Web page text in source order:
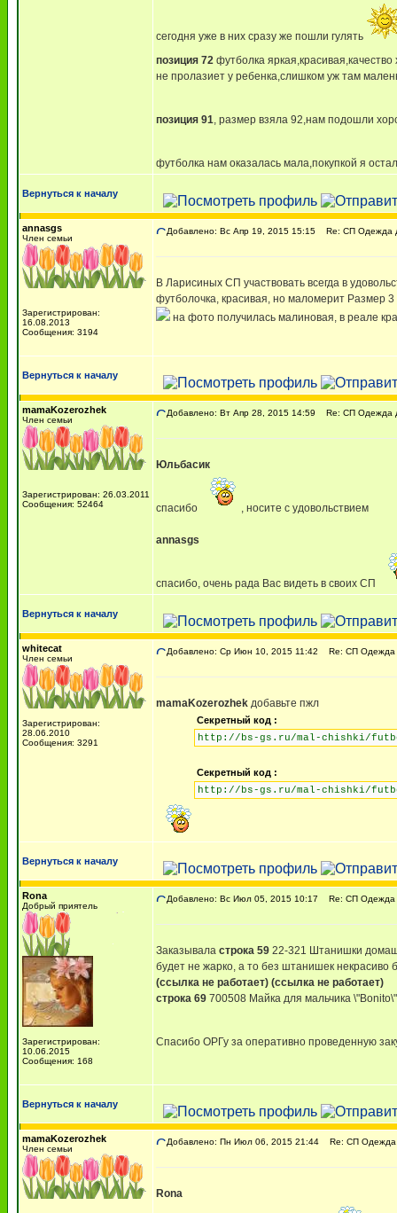
сегодня уже в них сразу же пошли гулять
позиция 72 футболка
не пролазиет у ребенка,слишком уж там
позиция 91, размер взяла 92,нам подошли
футболка нам оказалась мала,покупкой я
Вернуться к началу
annasgs
Член семьи
Зарегистрирован:
16.08.2013
Сообщения: 3194
Добавлено: Вс Апр 19, 2015 15:15 Re: СП Одежда
В Ларисиных СП участвовать всегда в
футболочка, красивая, но маломерит Размер
на фото получилась малиновая, в реале
Вернуться к началу
mamaKozerozhek
Член семьи
Зарегистрирован: 26.03.2011
Сообщения: 52464
Добавлено: Вт Апр 28, 2015 14:59 Re: СП Одежда
Юльбасик
спасибо , носите с удовольствием
annasgs
спасибо, очень рада Вас видеть в своих СП
Вернуться к началу
whitecat
Член семьи
Зарегистрирован:
28.06.2010
Сообщения: 3291
Добавлено: Ср Июн 10, 2015 11:42 Re: СП Одежда
mamaKozerozhek добавьте пжл
Секретный код :
http://bs-gs.ru/mal-chishki/
Секретный код :
http://bs-gs.ru/mal-chishki/
Вернуться к началу
Rona
Добрый приятель
Зарегистрирован:
10.06.2015
Сообщения: 168
Добавлено: Вс Июл 05, 2015 10:17 Re: СП Одежда
Заказывала строка 59 22-321 Штанишки
будет не жарко, а то без штанишек некрасиво
(ссылка не работает) (ссылка не работает)
строка 69 700508 Майка для мальчика
Спасибо ОРГу за оперативно проведенную
Вернуться к началу
mamaKozerozhek
Член семьи
Добавлено: Пн Июл 06, 2015 21:44 Re: СП Одежда
Rona